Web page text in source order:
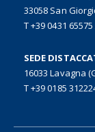
33058 San
T +39 0431 65575
SEDE
16033 Lavagna
T +39 0185